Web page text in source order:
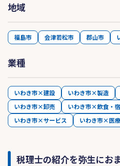
地域
福島市 会津若松市 郡山市
業種
いわき市×建設 いわき市×製造
いわき市×卸売
いわき市×飲食・
いわき市×サービス
いわき市×医
税理士の紹介を弥生にお